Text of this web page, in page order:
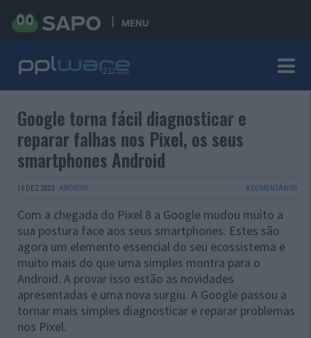
MENU
Google torna fácil diagnosticar e
reparar falhas nos Pixel, os seus
smartphones Android
16 DEZ 2023 · ANDROID 4 COMENTÁRIOS
Com a chegada do Pixel 8 a Google mudou muito a
sua postura face aos seus smartphones. Estes são
agora um elemento essencial do seu ecossistema e
muito mais do que uma simples montra para o
Android. A provar isso estão as novidades
apresentadas e uma nova surgiu. A Google passou a
tornar mais simples diagnosticar e reparar problemas
nos Pixel.